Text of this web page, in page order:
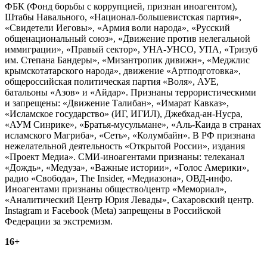
ФБК (Фонд борьбы с коррупцией, признан иноагентом),
Штабы Навального, «Национал-большевистская партия»,
«Свидетели Иеговы», «Армия воли народа», «Русский
общенациональный союз», «Движение против нелегальной
иммиграции», «Правый сектор», УНА-УНСО, УПА, «Тризуб
им. Степана Бандеры», «Мизантропик дивижн», «Меджлис
крымскотатарского народа», движение «Артподготовка»,
общероссийская политическая партия «Воля», АУЕ,
батальоны «Азов» и «Айдар». Признаны террористическими
и запрещены: «Движение Талибан», «Имарат Кавказ»,
«Исламское государство» (ИГ, ИГИЛ), Джебхад-ан-Нусра,
«АУМ Синрике», «Братья-мусульмане», «Аль-Каида в странах
исламского Магриба», «Сеть», «Колумбайн». В РФ признана
нежелательной деятельность «Открытой России», издания
«Проект Медиа». СМИ-иноагентами признаны: телеканал
«Дождь», «Медуза», «Важные истории», «Голос Америки»,
радио «Свобода», The Insider, «Медиазона», ОВД-инфо.
Иноагентами признаны общество/центр «Мемориал»,
«Аналитический Центр Юрия Левады», Сахаровский центр.
Instagram и Facebook (Metа) запрещены в Российской
Федерации за экстремизм.
16+